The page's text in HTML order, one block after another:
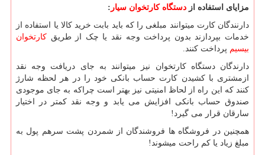
مزایای استفاده از دستگاه کارتخوان سیار :
دارنندگان کارت میتوانند مبلغی را که باید بابت خرید کالا یا استفاده از
خدمات بپردازند بدون پرداخت وجه نقد یا چک از طریق کارتخوان
بیسیم پرداخت کنند.
دارندگان دستگاه کارتخوان نیز میتوانند به جای دریافت وجه نقد
ازمشتری با کشیدن کارت حساب بانکی خود را در هر لحظه شارژ
کنند که این راه از لحاظ امنیتی نیز بهتر است چراکه به جای موجودی
صندوق حساب بانکی افزایش می یابد و وجه نقد کمتر در اختیار
سارقان قرار می گیرد!
همچنین در فروشگاه ها فروشندگان از شمردن پشت سرهم پول به
مبلغ زیاد یا کم راحت میشوند!